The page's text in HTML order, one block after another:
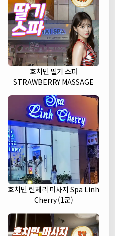
호치민 딸기 스파
STRAWBERRY MASSAGE
호치민 린체리 마사지 Spa Linh
Cherry (1군)